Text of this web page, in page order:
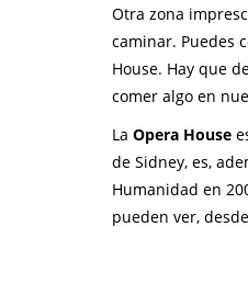
Otra zona
caminar. Puedes
House. Hay que
comer algo en
La Opera House
de Sidney, es,
Humanidad en
pueden ver,